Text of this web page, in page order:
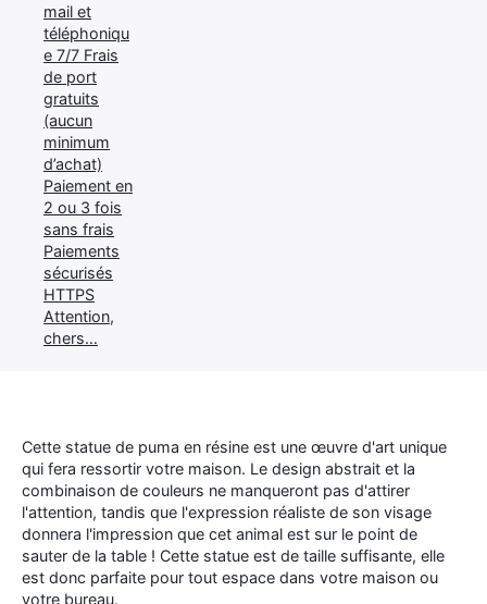
Cette statue de puma en résine est une œuvre d'art unique
qui fera ressortir votre maison. Le design abstrait et la
combinaison de couleurs ne manqueront pas d'attirer
l'attention, tandis que l'expression réaliste de son visage
donnera l'impression que cet animal est sur le point de
sauter de la table ! Cette statue est de taille suffisante, elle
est donc parfaite pour tout espace dans votre maison ou
votre bureau.
mail et
téléphoniqu
e 7/7 Frais
de port
gratuits
(aucun
minimum
d’achat)
Paiement en
2 ou 3 fois
sans frais
Paiements
sécurisés
HTTPS
Attention,
chers…
Rechercher
: